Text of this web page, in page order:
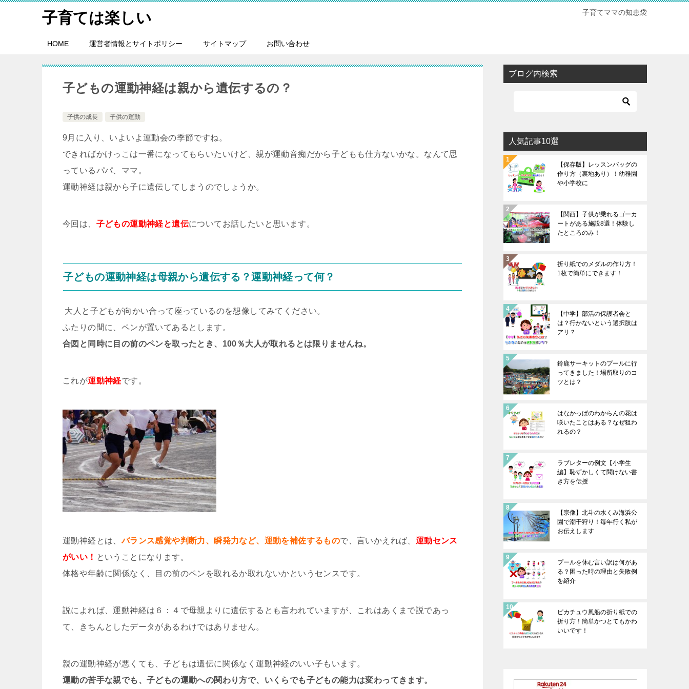
子育ては楽しい 子育てママの知恵袋
HOME 運営者情報とサイトポリシー サイトマップ お問い合わせ
子どもの運動神経は親から遺伝するの？
子供の成長 子供の運動
9月に入り、いよいよ運動会の季節ですね。
できればかけっこは一番になってもらいたいけど、親が運動音痴だから子どもも仕方ないかな。なんて思
っているパパ、ママ。
運動神経は親から子に遺伝してしまうのでしょうか。
今回は、 子どもの運動神経と遺伝についてお話したいと思います。
子どもの運動神経は母親から遺伝する？運動神経って何？
大人と子どもが向かい合って座っているのを想像してみてください。
ふたりの間に、ペンが置いてあるとします。
合図と同時に目の前のペンを取ったとき、100％大人が取れるとは限りませんね。
これが運動神経です。
運動神経とは、バランス感覚や判断力、瞬発力など、運動を補佐するもので、言いかえれば、 運動センス
がいい！ ということになります。
体格や年齢に関係なく、目の前のペンを取れるか取れないかというセンスです。
説によれば、運動神経は６：４で母親よりに遺伝するとも言われていますが、これはあくまで説であっ
て、きちんとしたデータがあるわけではありません。
親の運動神経が悪くても、子どもは遺伝に関係なく運動神経のいい子もいます。
運動の苦手な親でも、子どもの運動への関わり方で、いくらでも子どもの能力は変わってきます。
ブログ内検索
人気記事10選
【保存版】レッスンバッグの
作り方（裏地あり）！幼稚園
や小学校に
【関西】子供が乗れるゴーカ
ートがある施設8選！体験し
たところのみ！
折り紙でのメダルの作り方！
1枚で簡単にできます！
【中学】部活の保護者会と
は？行かないという選択肢は
アリ？
鈴鹿サーキットのプールに行
ってきました！場所取りのコ
ツとは？
はなかっぱのわからんの花は
咲いたことはある？なぜ狙わ
れるの？
ラブレターの例文【小学生
編】恥ずかしくて聞けない書
き方を伝授
【宗像】北斗の水くみ海浜公
園で潮干狩り！毎年行く私が
お伝えします
プールを休む言い訳は何があ
る？困った時の理由と失敗例
を紹介
ピカチュウ風船の折り紙での
折り方！簡単かつとてもかわ
いいです！